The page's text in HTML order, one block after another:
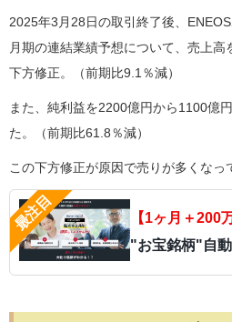
2025年3月28日の取引終了後、
月期の連結業績予想について、売上
下方修正。（前期比9.1％減）
また、純利益を2200億円から1100億
た。（前期比61.8％減）
この下方修正が原因で売りが多くなっ
【1ヶ月＋200
"お宝銘柄"自動